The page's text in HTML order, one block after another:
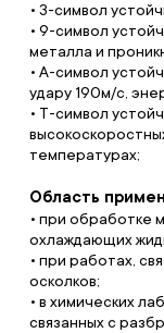
• 3-символ
• 9-символ
металла и
• А-символ
удару 190м/с,
• Т-символ
температурах;
Область
• при обработке
охлаждающих
• при работах,
осколков;
• в химических
связанных с